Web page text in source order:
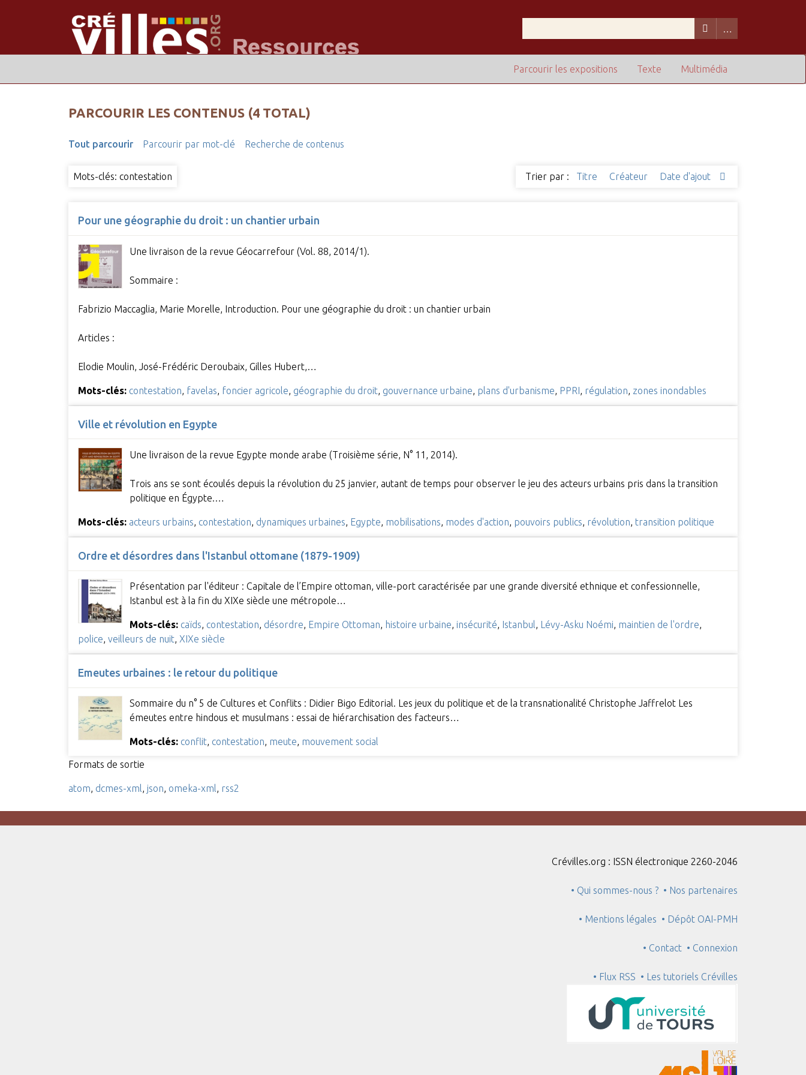
Multimédia
Texte
Parcourir les expositions
PARCOURIR LES CONTENUS (4 TOTAL)
Tout parcourir Parcourir par mot-clé Recherche de contenus
Mots-clés: contestation Trier par : Titre Créateur Date d'ajout
Pour une géographie du droit : un chantier urbain
Une livraison de la revue Géocarrefour (Vol. 88, 2014/1).
Sommaire :
Fabrizio Maccaglia, Marie Morelle, Introduction. Pour une géographie du droit : un chantier urbain
Articles :
Elodie Moulin, José-Frédéric Deroubaix, Gilles Hubert,…
Mots-clés: contestation favelas foncier agricole géographie du droit, gouvernance urbaine plans d'urbanisme PPRI régulation zones inondables
Ville et révolution en Egypte
Une livraison de la revue Egypte monde arabe (Troisième série, N° 11, 2014).
Trois ans se sont écoulés depuis la révolution du 25 janvier, autant de temps pour observer le jeu des acteurs urbains pris dans la transition
politique en Égypte.…
Mots-clés: acteurs urbains, contestation, dynamiques urbaines, Egypte, mobilisations, modes d'action, pouvoirs publics, révolution, transition politique
Ordre et désordres dans l'Istanbul ottomane (1879-1909)
Présentation par l'éditeur : Capitale de l’Empire ottoman, ville-port caractérisée par une grande diversité ethnique et confessionnelle,
Istanbul est à la fin du XIXe siècle une métropole…
Mots-clés: caïds, contestation, désordre, Empire Ottoman, histoire urbaine, insécurité, Istanbul, Lévy-Asku Noémi, maintien de l'ordre,
police, veilleurs de nuit, XIXe siècle
Emeutes urbaines : le retour du politique
Sommaire du n° 5 de Cultures et Conflits : Didier Bigo Editorial. Les jeux du politique et de la transnationalité Christophe Jaffrelot Les
émeutes entre hindous et musulmans : essai de hiérarchisation des facteurs…
Mots-clés: conflit, contestation, meute, mouvement social
Formats de sortie
atom, dcmes-xml, json, omeka-xml, rss2
Crévilles.org : ISSN électronique 2260-2046
• Qui sommes-nous ? • Nos partenaires
• Mentions légales • Dépôt OAI-PMH
• Contact • Connexion
• Flux RSS • Les tutoriels Crévilles